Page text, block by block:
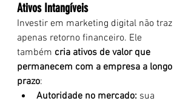
Ativos Intangíveis
Investir em marketing digital não traz
apenas retorno financeiro. Ele
também cria ativos de valor que
permanecem com a empresa a longo
prazo:
Autoridade no mercado: sua